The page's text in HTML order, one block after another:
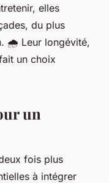
elles
du plus
🌧️ Leur longévité,
un choix
un
fois plus
à intégrer